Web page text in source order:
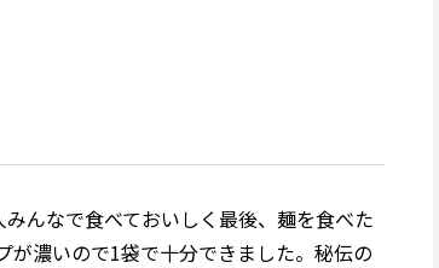
んなで食べておいしく最後、麺を食べた
が濃いので1袋で十分できました。秘伝の